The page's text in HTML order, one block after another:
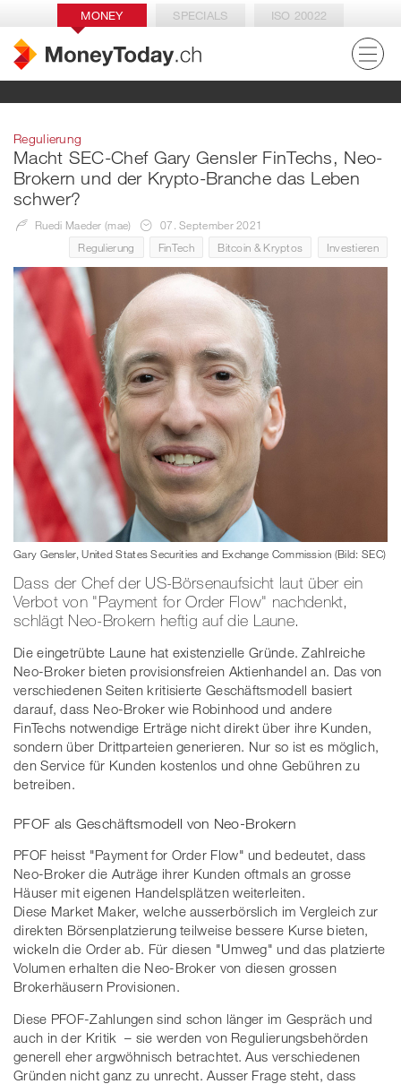
MONEY SPECIALS ISO 20022
Regulierung
Macht SEC-Chef Gary Gensler FinTechs, Neo-
Brokern und der Krypto-Branche das Leben
schwer?
Ruedi Maeder (mae)
07. September 2021
Regulierung
FinTech Bitcoin & Kryptos Investieren
Gary Gensler, United States Securities and Exchange Commission (Bild: SEC)
Dass der Chef der US-Börsenaufsicht laut über ein
Verbot von "Payment for Order Flow" nachdenkt,
schlägt Neo-Brokern heftig auf die Laune.
Die eingetrübte Laune hat existenzielle Gründe. Zahlreiche
Neo-Broker bieten provisionsfreien Aktienhandel an. Das von
verschiedenen Seiten kritisierte Geschäftsmodell basiert
darauf, dass Neo-Broker wie Robinhood und andere
FinTechs notwendige Erträge nicht direkt über ihre Kunden,
sondern über Drittparteien generieren. Nur so ist es möglich,
den Service für Kunden kostenlos und ohne Gebühren zu
betreiben.
PFOF als Geschäftsmodell von Neo-Brokern
PFOF heisst "Payment for Order Flow" und bedeutet, dass
Neo-Broker die Auträge ihrer Kunden oftmals an grosse
Häuser mit eigenen Handelsplätzen weiterleiten.
Diese Market Maker, welche ausserbörslich im Vergleich zur
direkten Börsenplatzierung teilweise bessere Kurse bieten,
wickeln die Order ab. Für diesen "Umweg" und das platzierte
Volumen erhalten die Neo-Broker von diesen grossen
Brokerhäusern Provisionen.
Diese PFOF-Zahlungen sind schon länger im Gespräch und
auch in der Kritik – sie werden von Regulierungsbehörden
generell eher argwöhnisch betrachtet. Aus verschiedenen
Gründen nicht ganz zu unrecht. Ausser Frage steht, dass